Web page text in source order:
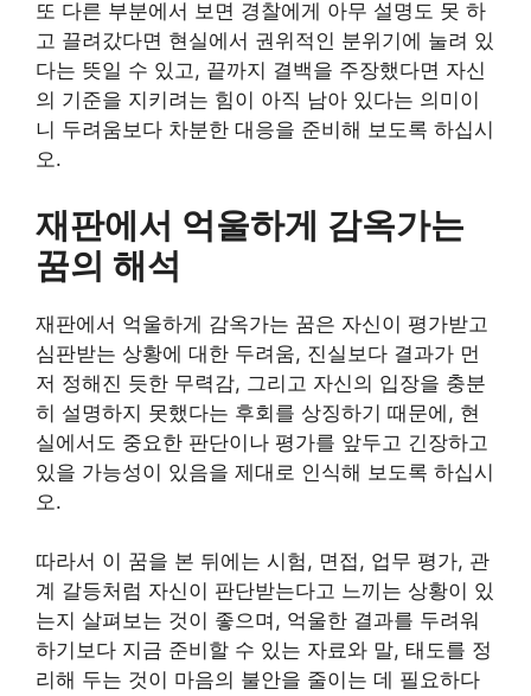
또 다른 부분에서 보면 경찰에게 아무 설명도 못 하
고 끌려갔다면 현실에서 권위적인 분위기에 눌려 있
다는 뜻일 수 있고, 끝까지 결백을 주장했다면 자신
의 기준을 지키려는 힘이 아직 남아 있다는 의미이
니 두려움보다 차분한 대응을 준비해 보도록 하십시
오.
재판에서 억울하게 감옥가는
꿈의 해석
재판에서 억울하게 감옥가는 꿈은 자신이 평가받고
심판받는 상황에 대한 두려움, 진실보다 결과가 먼
저 정해진 듯한 무력감, 그리고 자신의 입장을 충분
히 설명하지 못했다는 후회를 상징하기 때문에, 현
실에서도 중요한 판단이나 평가를 앞두고 긴장하고
있을 가능성이 있음을 제대로 인식해 보도록 하십시
오.
따라서 이 꿈을 본 뒤에는 시험, 면접, 업무 평가, 관
계 갈등처럼 자신이 판단받는다고 느끼는 상황이 있
는지 살펴보는 것이 좋으며, 억울한 결과를 두려워
하기보다 지금 준비할 수 있는 자료와 말, 태도를 정
리해 두는 것이 마음의 불안을 줄이는 데 필요하다